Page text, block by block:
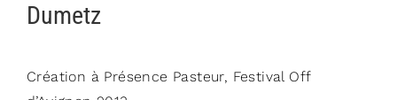
Dumetz
Création à Présence Pasteur, Festival Off